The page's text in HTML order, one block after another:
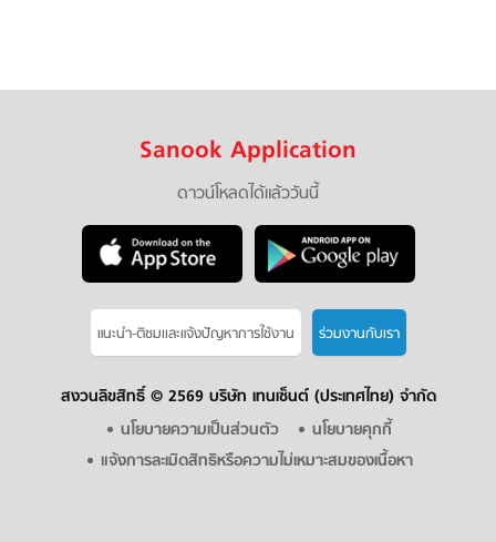
Sanook Application
ดาวน์โหลดได้แล้ววันนี้
แนะนำ-ติชมเเละแจ้งปัญหาการใช้งาน ร่วมงานกับเรา
สงวนลิขสิทธิ์ © 2569 บริษัท เทนเซ็นต์ (ประเทศไทย) จำกัด
นโยบายความเป็นส่วนตัว
นโยบายคุกกี้
แจ้งการละเมิดสิทธิหรือความไม่เหมาะสมของเนื้อหา